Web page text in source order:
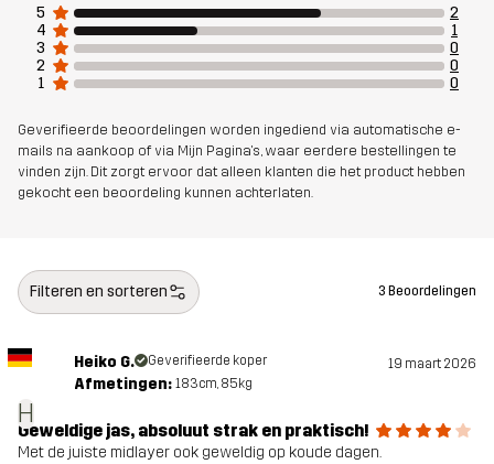
Voering
95% Polyester (Gerecycled), 5%
Polyester
Membraan
Ademend vermogen: 25 000 g/m²/24h
Gewicht 663g in maat Medium
voor
5
2
4
1
3
0
2
0
1
0
Geverifieerde beoordelingen worden ingediend via automatische e-
mails na aankoop of via Mijn Pagina's, waar eerdere bestellingen te
vinden zijn. Dit zorgt ervoor dat alleen klanten die het product hebben
gekocht een beoordeling kunnen achterlaten.
Filteren en sorteren 3 Beoordelingen
H
Heiko G. Geverifieerde koper 19 maart 2026
Afmetingen: 183cm, 85kg
Geweldige jas, absoluut strak en praktisch!
Met de juiste midlayer ook geweldig op koude dagen.